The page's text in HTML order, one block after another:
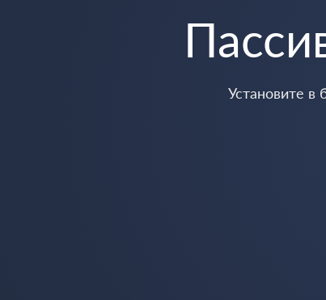
Установите в